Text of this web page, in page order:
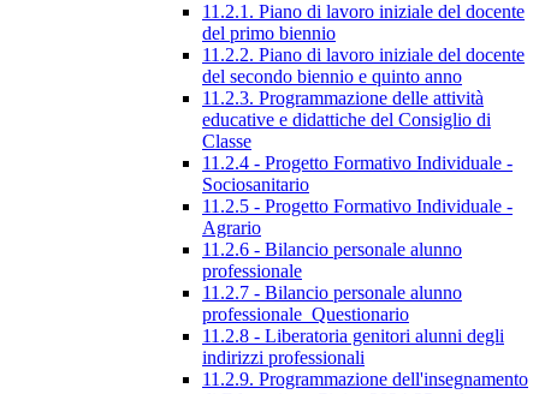
11.2.1. Piano di lavoro iniziale del docente
del primo biennio
11.2.2. Piano di lavoro iniziale del docente
del secondo biennio e quinto anno
11.2.3. Programmazione delle attività
educative e didattiche del Consiglio di
Classe
11.2.4 - Progetto Formativo Individuale -
Sociosanitario
11.2.5 - Progetto Formativo Individuale -
Agrario
11.2.6 - Bilancio personale alunno
professionale
11.2.7 - Bilancio personale alunno
professionale_Questionario
11.2.8 - Liberatoria genitori alunni degli
indirizzi professionali
11.2.9. Programmazione dell'insegnamento